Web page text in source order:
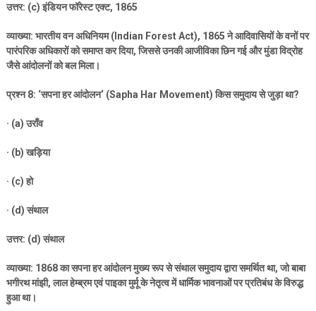
उत्तर: (c)इंडियन फॉरेस्ट एक्ट, 1865
व्याख्या: भारतीय वन अधिनियम (Indian Forest Act), 1865ने आदिवासियों के वनों पर
पारंपरिक अधिकारों को समाप्त कर दिया,जिससे उनकी आजीविका छिन गई और मुंडा विद्रोह
जैसे आंदोलनों को बल मिला।
प्रश्न8: ‘सपना हर आंदोलन‘ (Sapha Har Movement)किस समुदाय से जुड़ा था?
· (a)उराँव
· (b)खड़िया
· (c)हो
· (d)संथाल
उत्तर: (d)संथाल
व्याख्या: 1868का सपना हर आंदोलन मुख्य रूप से संथाल समुदाय द्वारा समर्थित था,जो बाबा
भगीरथ मांझी,लाल हेम्ब्रम एवं पाइका मुर्मू के नेतृत्व में धार्मिक भावनाओं पर प्रतिबंध के विरुद्ध
हुआ था।